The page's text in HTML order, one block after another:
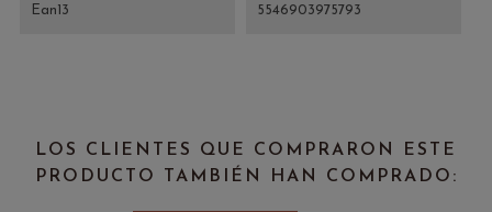
Ean13 5546903975793
LOS CLIENTES QUE COMPRARON ESTE
PRODUCTO TAMBIÉN HAN COMPRADO: